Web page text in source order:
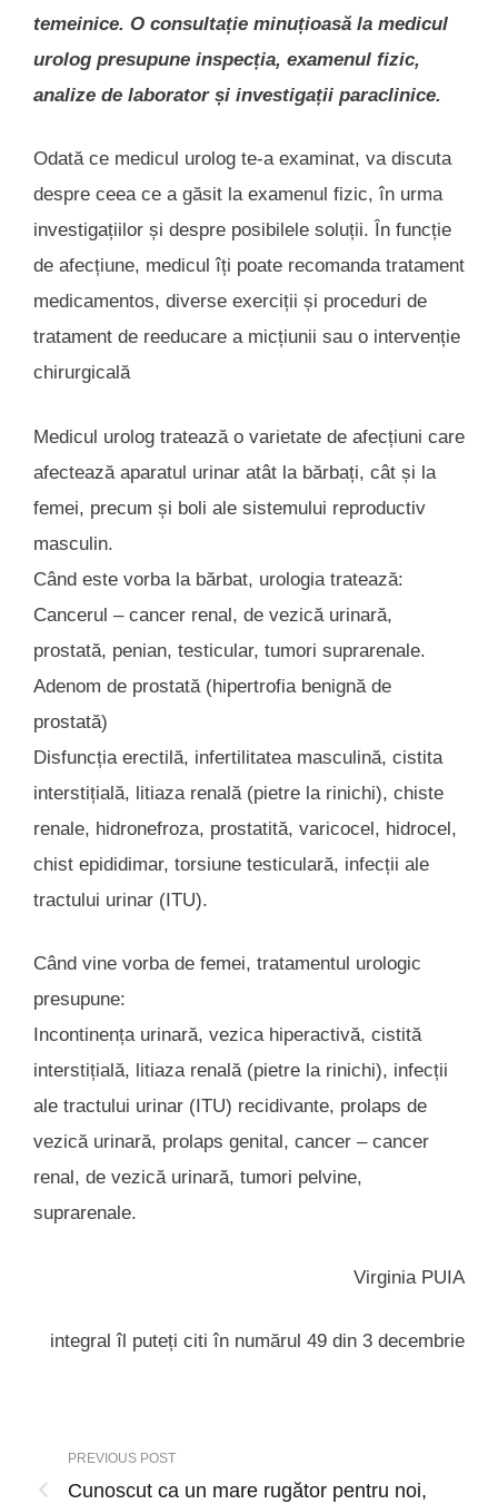
temeinice. O consultație minuțioasă la medicul
urolog presupune inspecția, examenul fizic,
analize de laborator și investigații paraclinice.
Odată ce medicul urolog te-a examinat, va discuta
despre ceea ce a găsit la examenul fizic, în urma
investigațiilor și despre posibilele soluții. În funcție
de afecțiune, medicul îți poate recomanda tratament
medicamentos, diverse exerciții și proceduri de
tratament de reeducare a micțiunii sau o intervenție
chirurgicală
Medicul urolog tratează o varietate de afecțiuni care
afectează aparatul urinar atât la bărbați, cât și la
femei, precum și boli ale sistemului reproductiv
masculin.
Când este vorba la bărbat, urologia tratează:
Cancerul – cancer renal, de vezică urinară,
prostată, penian, testicular, tumori suprarenale.
Adenom de prostată (hipertrofia benignă de
prostată)
Disfuncția erectilă, infertilitatea masculină, cistita
interstițială, litiaza renală (pietre la rinichi), chiste
renale, hidronefroza, prostatită, varicocel, hidrocel,
chist epididimar, torsiune testiculară, infecții ale
tractului urinar (ITU).
Când vine vorba de femei, tratamentul urologic
presupune:
Incontinența urinară, vezica hiperactivă, cistită
interstițială, litiaza renală (pietre la rinichi), infecții
ale tractului urinar (ITU) recidivante, prolaps de
vezică urinară, prolaps genital, cancer – cancer
renal, de vezică urinară, tumori pelvine,
suprarenale.
Virginia PUIA
integral îl puteți citi în numărul 49 din 3 decembrie
PREVIOUS POST
Cunoscut ca un mare rugător pentru noi,